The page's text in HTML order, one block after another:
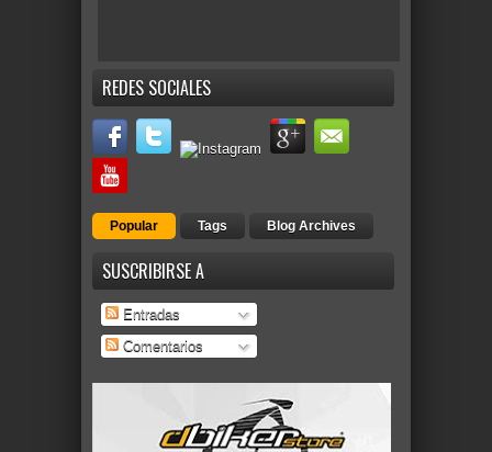
REDES SOCIALES
Popular Tags Blog Archives
SUSCRIBIRSE A
Entradas
Comentarios